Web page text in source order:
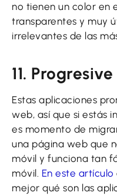
no tienen un color en
transparentes y muy
irrelevantes de las
11.
Estas aplicaciones
web, así que si estás
es momento de
una página web que
móvil y funciona tan
móvil. En este artículo
mejor qué son las